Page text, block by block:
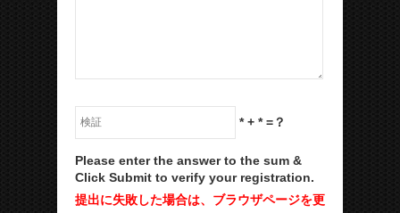
*+ *=？
Please enter the answer to the sum &
Click Submit to verify your registration.
提出に失敗した場合は、ブラウザページを更